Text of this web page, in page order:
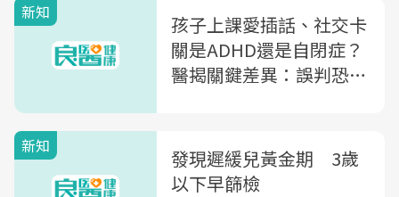
新知
孩子上課愛插話、社交卡
關是ADHD還是自閉症？
醫揭關鍵差異：誤判恐影
新知
發現遲緩兒黃金期 3歲
以下早篩檢